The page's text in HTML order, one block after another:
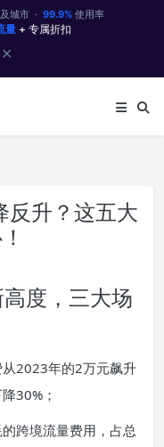
城市 · 99.9%使用率
量 + 专属折扣
✕
反升？这五大
度，三大场
2023年的2万元飙升
30%；
跨境流量费用，占总